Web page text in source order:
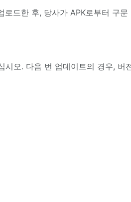
드한 후, 당사가 APK로부터 구
오. 다음 번 업데이트의 경우,